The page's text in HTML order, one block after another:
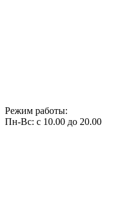
Режим работы:
Пн-Вс: с 10.00 до 20.00